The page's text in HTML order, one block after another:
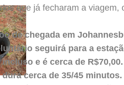
que já fecharam a
de chegada em
seguirá para a
e é cerca de
cerca de 35/45